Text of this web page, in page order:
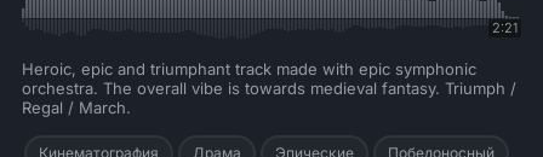
2:21
Heroic, epic and triumphant track made with epic symphonic
orchestra. The overall vibe is towards medieval fantasy. Triumph /
Regal / March.
Кинематография Драма Эпические Победоносный